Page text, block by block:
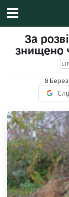
За
знищено
8